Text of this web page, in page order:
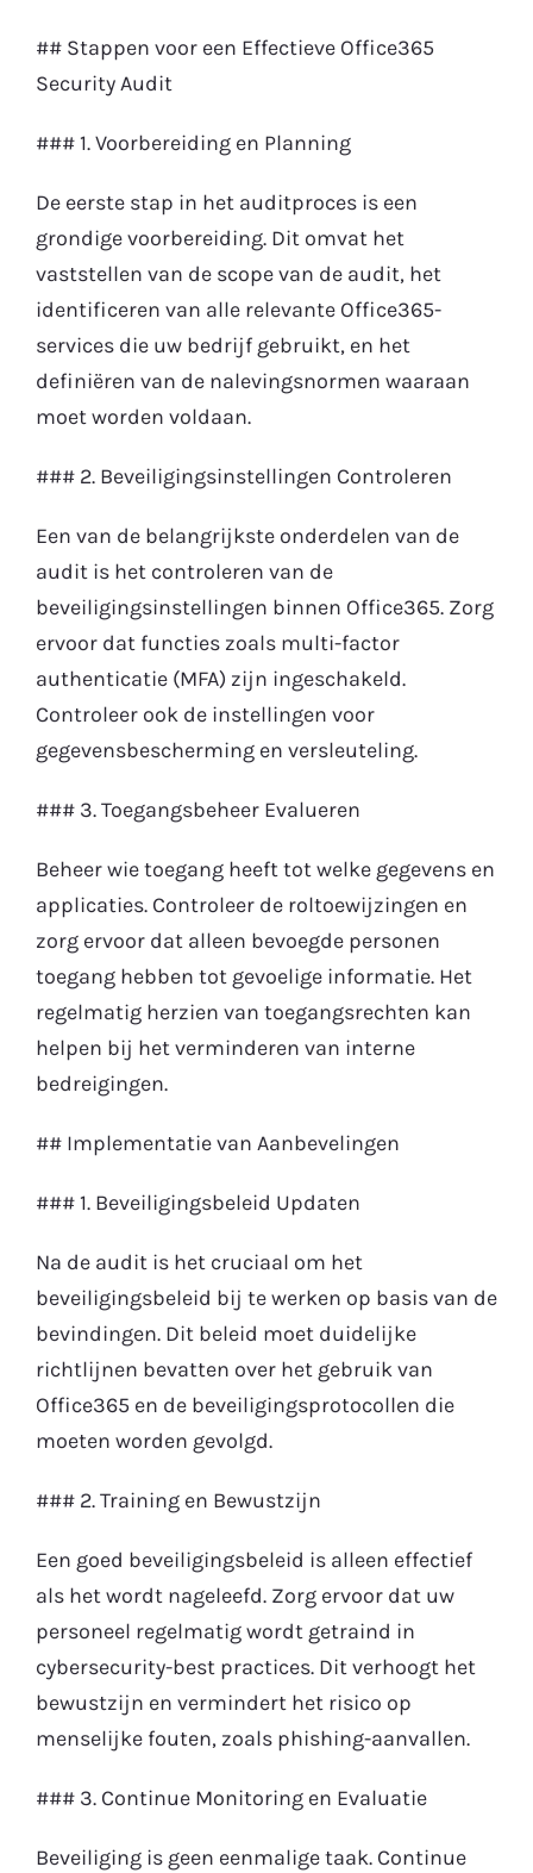
## Stappen voor een Effectieve Office365
Security Audit
### 1. Voorbereiding en Planning
De eerste stap in het auditproces is een
grondige voorbereiding. Dit omvat het
vaststellen van de scope van de audit, het
identificeren van alle relevante Office365-
services die uw bedrijf gebruikt, en het
definiëren van de nalevingsnormen waaraan
moet worden voldaan.
### 2. Beveiligingsinstellingen Controleren
Een van de belangrijkste onderdelen van de
audit is het controleren van de
beveiligingsinstellingen binnen Office365. Zorg
ervoor dat functies zoals multi-factor
authenticatie (MFA) zijn ingeschakeld.
Controleer ook de instellingen voor
gegevensbescherming en versleuteling.
### 3. Toegangsbeheer Evalueren
Beheer wie toegang heeft tot welke gegevens en
applicaties. Controleer de roltoewijzingen en
zorg ervoor dat alleen bevoegde personen
toegang hebben tot gevoelige informatie. Het
regelmatig herzien van toegangsrechten kan
helpen bij het verminderen van interne
bedreigingen.
## Implementatie van Aanbevelingen
### 1. Beveiligingsbeleid Updaten
Na de audit is het cruciaal om het
beveiligingsbeleid bij te werken op basis van de
bevindingen. Dit beleid moet duidelijke
richtlijnen bevatten over het gebruik van
Office365 en de beveiligingsprotocollen die
moeten worden gevolgd.
### 2. Training en Bewustzijn
Een goed beveiligingsbeleid is alleen effectief
als het wordt nageleefd. Zorg ervoor dat uw
personeel regelmatig wordt getraind in
cybersecurity-best practices. Dit verhoogt het
bewustzijn en vermindert het risico op
menselijke fouten, zoals phishing-aanvallen.
### 3. Continue Monitoring en Evaluatie
Beveiliging is geen eenmalige taak. Continue